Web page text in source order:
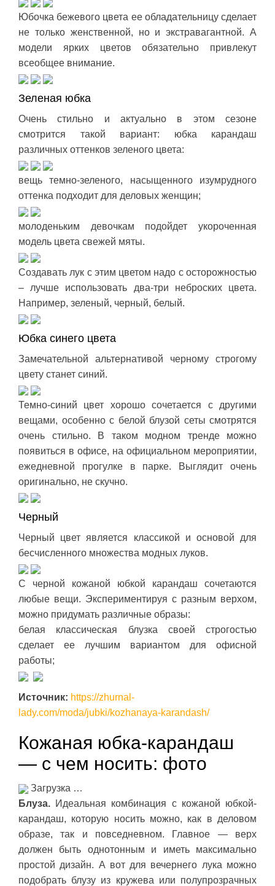
Юбочка бежевого цвета ее обладательницу сделает
не только женственной, но и экстравагантной. А
модели ярких цветов обязательно привлекут
всеобщее внимание.
Зеленая юбка
Очень стильно и актуально в этом сезоне
смотрится такой вариант: юбка карандаш
различных оттенков зеленого цвета:
вещь темно-зеленого, насыщенного изумрудного
оттенка подходит для деловых женщин;
молоденьким девочкам подойдет укороченная
модель цвета свежей мяты.
Создавать лук с этим цветом надо с осторожностью
– лучше использовать два-три неброских цвета.
Например, зеленый, черный, белый.
Юбка синего цвета
Замечательной альтернативой черному строгому
цвету станет синий.
Темно-синий цвет хорошо сочетается с другими
вещами, особенно с белой блузой сеты смотрятся
очень стильно. В таком модном тренде можно
появиться в офисе, на официальном мероприятии,
ежедневной прогулке в парке. Выглядит очень
оригинально, не скучно.
Черный
Черный цвет является классикой и основой для
бесчисленного множества модных луков.
С черной кожаной юбкой карандаш сочетаются
любые вещи. Экспериментируя с разным верхом,
можно придумать различные образы:
белая классическая блузка своей строгостью
сделает ее лучшим вариантом для офисной
работы;
Источник: https://zhurnal-
lady.com/moda/jubki/kozhanaya-karandash/
Кожаная юбка-карандаш
— с чем носить: фото
Загрузка …
Блуза. Идеальная комбинация с кожаной юбкой-
карандаш, которую носить можно, как в деловом
образе, так и повседневном. Главное — верх
должен быть однотонным и иметь максимально
простой дизайн. А вот для вечернего лука можно
подобрать блузу из кружева или полупрозрачных